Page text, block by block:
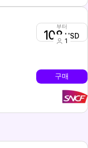
부터
108 USD
1
구매